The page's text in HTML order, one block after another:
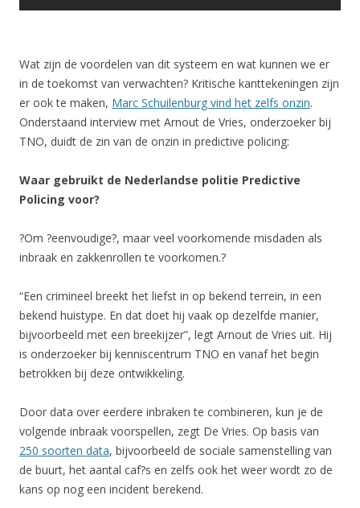
Wat zijn de voordelen van dit systeem en wat kunnen we er
in de toekomst van verwachten? Kritische kanttekeningen zijn
er ook te maken, Marc Schuilenburg vind het zelfs onzin.
Onderstaand interview met Arnout de Vries, onderzoeker bij
TNO, duidt de zin van de onzin in predictive policing:
Waar gebruikt de Nederlandse politie Predictive
Policing voor?
?Om ?eenvoudige?, maar veel voorkomende misdaden als
inbraak en zakkenrollen te voorkomen.?
“Een crimineel breekt het liefst in op bekend terrein, in een
bekend huistype. En dat doet hij vaak op dezelfde manier,
bijvoorbeeld met een breekijzer”, legt Arnout de Vries uit. Hij
is onderzoeker bij kenniscentrum TNO en vanaf het begin
betrokken bij deze ontwikkeling.
Door data over eerdere inbraken te combineren, kun je de
volgende inbraak voorspellen, zegt De Vries. Op basis van
250 soorten data, bijvoorbeeld de sociale samenstelling van
de buurt, het aantal caf?s en zelfs ook het weer wordt zo de
kans op nog een incident berekend.